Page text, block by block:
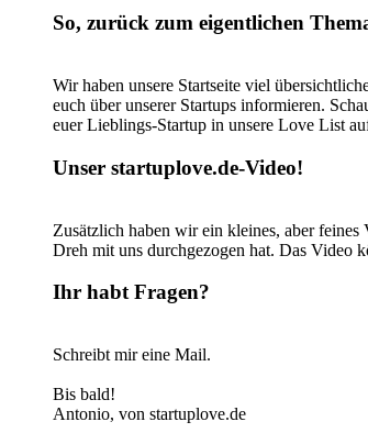
So, zurück zum eigentlichen
Wir haben unsere Startseite viel
euch über unserer Startups informieren.
euer Lieblings-Startup in unsere Love List
Unser startuplove.de-Video!
Zusätzlich haben wir ein kleines, aber
Dreh mit uns durchgezogen hat. Das Video
Ihr habt Fragen?
Schreibt mir eine Mail.
Bis bald!
Antonio, von startuplove.de